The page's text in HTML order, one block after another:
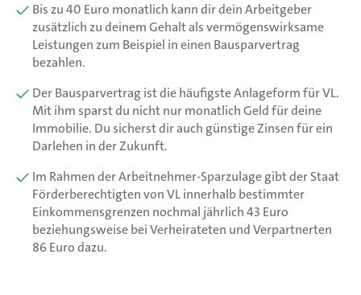
Bis zu 40 Euro monatlich kann dir dein Arbeitgeber
zusätzlich zu deinem Gehalt als vermögenswirksame
Leistungen zum Beispiel in einen Bausparvertrag
bezahlen.
Der Bausparvertrag ist die häufigste Anlageform für VL.
Mit ihm sparst du nicht nur monatlich Geld für deine
Immobilie. Du sicherst dir auch günstige Zinsen für ein
Darlehen in der Zukunft.
Im Rahmen der Arbeitnehmer-Sparzulage gibt der Staat
Förderberechtigten von VL innerhalb bestimmter
Einkommensgrenzen nochmal jährlich 43 Euro
beziehungsweise bei Verheirateten und Verpartnerten
86 Euro dazu.